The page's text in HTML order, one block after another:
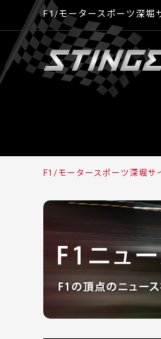
F1/モータースポーツ深堀
F1/モータースポーツ深堀サ